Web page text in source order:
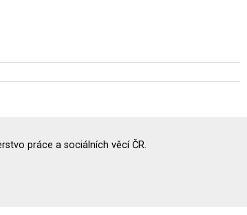
práce a sociálních věcí ČR.